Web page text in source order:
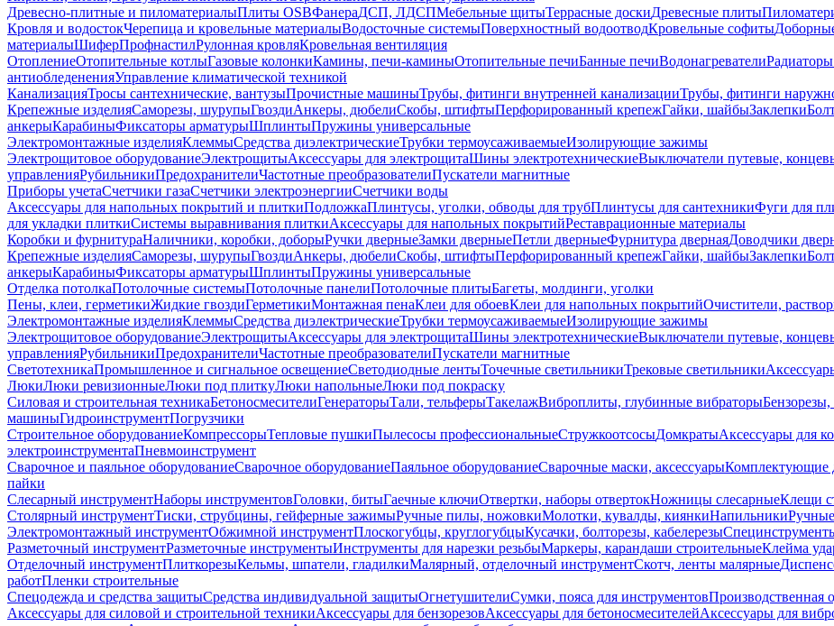
Древесно-плитные и пиломатериалыПлиты OSBФанераДСП, ЛДСПМебельные щитыТеррасные доскиДревесные плиты
Кровля и водостокЧерепица и кровельные материалыВодосточные системыПоверхностный водоотводКровельные софиты
материалыШиферПрофнастилРулонная кровляКровельная вентиляция
ОтоплениеОтопительные котлыГазовые колонкиКамины, печи-каминыОтопительные печиБанные печиВодонагреватели
антиобледененияУправление климатической техникой
КанализацияТросы сантехнические, вантузыПрочистные машиныТрубы, фитинги внутренней канализацииТрубы, фитинги
Крепежные изделияСаморезы, шурупыГвоздиАнкеры, дюбелиСкобы, штифтыПерфорированный крепежГайки, шайбыЗаклепки
анкерыКарабиныФиксаторы арматурыШплинтыПружины универсальные
Электромонтажные изделияКлеммыСредства диэлектрическиеТрубки термоусаживаемыеИзолирующие зажимы
Электрощитовое оборудованиеЭлектрощитыАксессуары для электрощитаШины электротехническиеВыключатели путевые,
управленияРубильникиПредохранителиЧастотные преобразователиПускатели магнитные
Приборы учетаСчетчики газаСчетчики электроэнергииСчетчики воды
Аксессуары для напольных покрытий и плиткиПодложкаПлинтусы, уголки, обводы для трубПлинтусы для сантехникиФуги для
для укладки плиткиСистемы выравнивания плиткиАксессуары для напольных покрытийРеставрационные материалы
Коробки и фурнитураНаличники, коробки, доборыРучки дверныеЗамки дверныеПетли дверныеФурнитура двернаяДоводчики
Крепежные изделияСаморезы, шурупыГвоздиАнкеры, дюбелиСкобы, штифтыПерфорированный крепежГайки, шайбыЗаклепки
анкерыКарабиныФиксаторы арматурыШплинтыПружины универсальные
Отделка потолкаПотолочные системыПотолочные панелиПотолочные плитыБагеты, молдинги, уголки
Пены, клеи, герметикиЖидкие гвоздиГерметикиМонтажная пенаКлеи для обоевКлеи для напольных покрытийОчистители,
Электромонтажные изделияКлеммыСредства диэлектрическиеТрубки термоусаживаемыеИзолирующие зажимы
Электрощитовое оборудованиеЭлектрощитыАксессуары для электрощитаШины электротехническиеВыключатели путевые,
управленияРубильникиПредохранителиЧастотные преобразователиПускатели магнитные
СветотехникаПромышленное и сигнальное освещениеСветодиодные лентыТочечные светильникиТрековые светильники
ЛюкиЛюки ревизионныеЛюки под плиткуЛюки напольныеЛюки под покраску
Силовая и строительная техникаБетоносмесителиГенераторыТали, тельферыТакелажВиброплиты, глубинные вибраторы
машиныГидроинструментПогрузчики
Строительное оборудованиеКомпрессорыТепловые пушкиПылесосы профессиональныеСтружкоотсосыДомкратыАксессуары для
электроинструментаПневмоинструмент
Сварочное и паяльное оборудованиеСварочное оборудованиеПаяльное оборудованиеСварочные маски, аксессуарыКомплектующие
пайки
Слесарный инструментНаборы инструментовГоловки, битыГаечные ключиОтвертки, наборы отвертокНожницы слесарныеКлещи
Столярный инструментТиски, струбцины, гейферные зажимыРучные пилы, ножовкиМолотки, кувалды, киянкиНапильники
Электромонтажный инструментОбжимной инструментПлоскогубцы, круглогубцыКусачки, болторезы, кабелерезы
Разметочный инструментРазметочные инструментыИнструменты для нарезки резьбыМаркеры, карандаши строительныеКлейма
Отделочный инструментПлиткорезыКельмы, шпатели, гладилкиМалярный, отделочный инструментСкотч, ленты малярные
работПленки строительные
Спецодежда и средства защитыСредства индивидуальной защитыОгнетушителиСумки, пояса для инструментовПроизводственная
Аксессуары для силовой и строительной техникиАксессуары для бензорезовАксессуары для бетоносмесителейАксессуары для